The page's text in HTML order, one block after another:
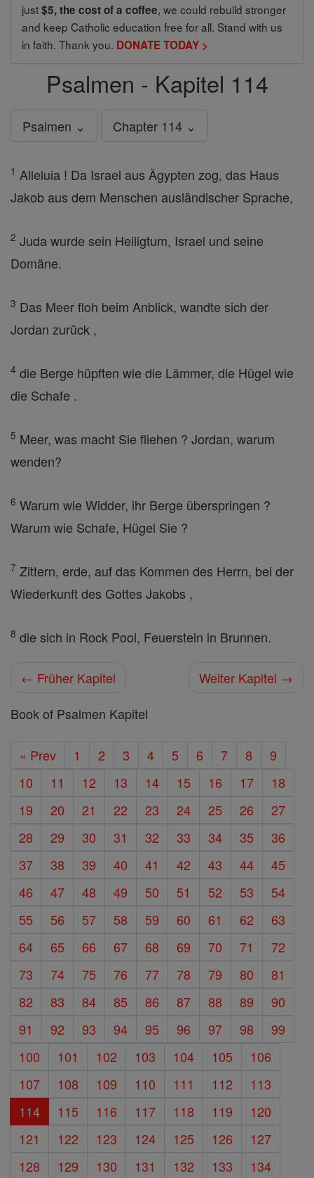
just$5, the cost of a coffee, we could rebuild stronger
and keep Catholic education free for all. Stand with us
in faith. Thank you. DONATE TODAY >
Psalmen - Kapitel 114
Psalmen ⌄ Chapter 114 ⌄
1 Alleluia ! Da Israel aus Ägypten zog, das Haus
Jakob aus dem Menschen ausländischer Sprache,
2 Juda wurde sein Heiligtum, Israel und seine
Domäne.
3 Das Meer floh beim Anblick, wandte sich der
Jordan zurück ,
4 die Berge hüpften wie die Lämmer, die Hügel wie
die Schafe .
5 Meer, was macht Sie fliehen ? Jordan, warum
wenden?
6 Warum wie Widder, ihr Berge überspringen ?
Warum wie Schafe, Hügel Sie ?
7 Zittern, erde, auf das Kommen des Herrn, bei der
Wiederkunft des Gottes Jakobs ,
8 die sich in Rock Pool, Feuerstein in Brunnen.
← Früher Kapitel
Weiter Kapitel →
Book of Psalmen Kapitel
« Prev 1 2 3 4 5 6 7 8
9
10
11 12 13 14 15 16 17
18
19
20 21 22 23 24 25 26
27
28
29 30 31 32 33 34 35
36
37
38 39 40 41 42 43 44
45
46
47 48 49 50 51 52 53
54
55
56 57 58 59 60 61 62
63
64
65 66 67 68 69 70 71
72
73
74 75 76 77 78 79 80
81
82
83 84 85 86 87 88 89
90
91
92 93 94 95 96 97 98
99
100
101 102 103 104 105
106
107
108 109 110 111 112
113
114
115 116 117 118 119
120
121
122 123 124 125 126
127
128
129 130 131 132 133
134